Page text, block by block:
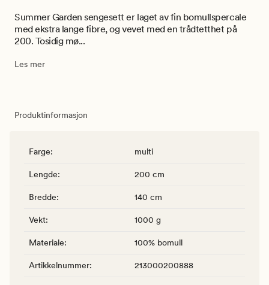
Summer Garden sengesett er laget av fin bomullspercale
med ekstra lange fibre, og vevet med en trådtetthet på
200. Tosidig mø...
Les mer
Produktinformasjon
Farge: multi
Lengde: 200 cm
Bredde: 140 cm
Vekt: 1000 g
Materiale: 100% bomull
Artikkelnummer: 213000200888